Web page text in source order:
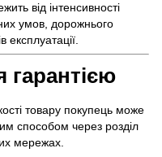
від інтенсивності
умов, дорожнього
експлуатації.
гарантією
товару покупець може
способом через розділ
мережах.